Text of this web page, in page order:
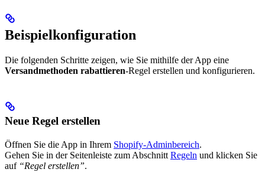
Beispielkonfiguration
Die folgenden Schritte zeigen, wie Sie mithilfe der App eine
Versandmethoden rabattieren-Regel erstellen und konfigurieren.
Neue Regel erstellen
Öffnen Sie die App in Ihrem Shopify-Adminbereich.
Gehen Sie in der Seitenleiste zum Abschnitt Regeln und klicken Sie
auf “Regel erstellen”.